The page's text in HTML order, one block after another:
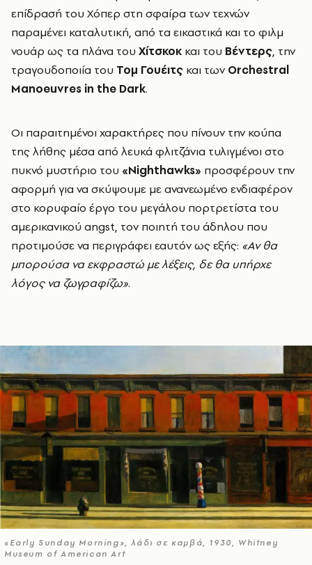
επίδρασή του Χόπερ στη σφαίρα των τεχνών
παραμένει καταλυτική, από τα εικαστικά και το φιλμ
νουάρ ως τα πλάνα του Χίτσκοκ και του Βέντερς, την
τραγουδοποιία του Τομ Γουέιτς και των Orchestral
Manoeuvres in the Dark.
Οι παραιτημένοι χαρακτήρες που πίνουν την κούπα
της λήθης μέσα από λευκά φλιτζάνια τυλιγμένοι στο
πυκνό μυστήριο του «Nighthawks» προσφέρουν την
αφορμή για να σκύψουμε με ανανεωμένο ενδιαφέρον
στο κορυφαίο έργο του μεγάλου πορτρετίστα του
αμερικανικού angst, τον ποιητή του άδηλου που
προτιμούσε να περιγράφει εαυτόν ως εξής: «Αν θα
μπορούσα να εκφραστώ με λέξεις, δε θα υπήρχε
λόγος να ζωγραφίζω».
«Early Sunday Morning», λάδι σε καμβά, 1930, Whitney
Museum of American Art